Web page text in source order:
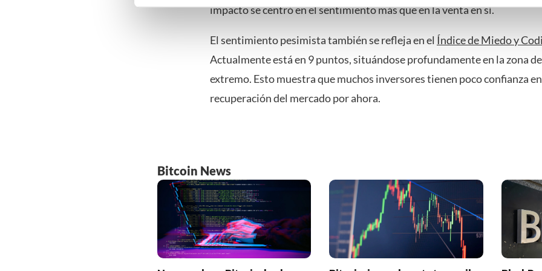
Klik hieronder om ons toestemming te geven om deze technieken te gebruiken voor
gerechtvaardigd belang. U kunt uw privacy-instellingen te allen tijde inzien en bijwerken door
onderaan de pagina. Voor meer informatie: zie onsprivacy cookiestatement
impacto se centró en el sentimiento más que en la venta en sí.
El sentimiento pesimista también se refleja en el Índice de Miedo y
Actualmente está en 9 puntos, situándose profundamente en la zona
extremo. Esto muestra que muchos inversores tienen poco confianza
recuperación del mercado por ahora.
Bitcoin News